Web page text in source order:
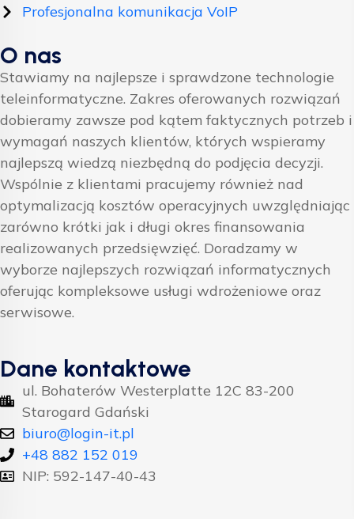
Profesjonalna komunikacja VoIP
O nas
Stawiamy na najlepsze i sprawdzone technologie
teleinformatyczne. Zakres oferowanych rozwiązań
dobieramy zawsze pod kątem faktycznych potrzeb i
wymagań naszych klientów, których wspieramy
najlepszą wiedzą niezbędną do podjęcia decyzji.
Wspólnie z klientami pracujemy również nad
optymalizacją kosztów operacyjnych uwzględniając
zarówno krótki jak i długi okres finansowania
realizowanych przedsięwzięć. Doradzamy w
wyborze najlepszych rozwiązań informatycznych
oferując kompleksowe usługi wdrożeniowe oraz
serwisowe.
Dane kontaktowe
ul. Bohaterów Westerplatte 12C 83-200
Starogard Gdański
biuro@login-it.pl
+48 882 152 019
NIP: 592-147-40-43